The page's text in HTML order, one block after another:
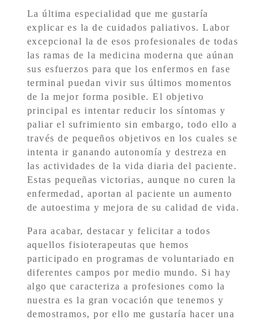
La última especialidad que me gustaría
explicar es la de cuidados paliativos. Labor
excepcional la de esos profesionales de todas
las ramas de la medicina moderna que aúnan
sus esfuerzos para que los enfermos en fase
terminal puedan vivir sus últimos momentos
de la mejor forma posible. El objetivo
principal es intentar reducir los síntomas y
paliar el sufrimiento sin embargo, todo ello a
través de pequeños objetivos en los cuales se
intenta ir ganando autonomía y destreza en
las actividades de la vida diaria del paciente.
Estas pequeñas victorias, aunque no curen la
enfermedad, aportan al paciente un aumento
de autoestima y mejora de su calidad de vida.
Para acabar, destacar y felicitar a todos
aquellos fisioterapeutas que hemos
participado en programas de voluntariado en
diferentes campos por medio mundo. Si hay
algo que caracteriza a profesiones como la
nuestra es la gran vocación que tenemos y
demostramos, por ello me gustaría hacer una